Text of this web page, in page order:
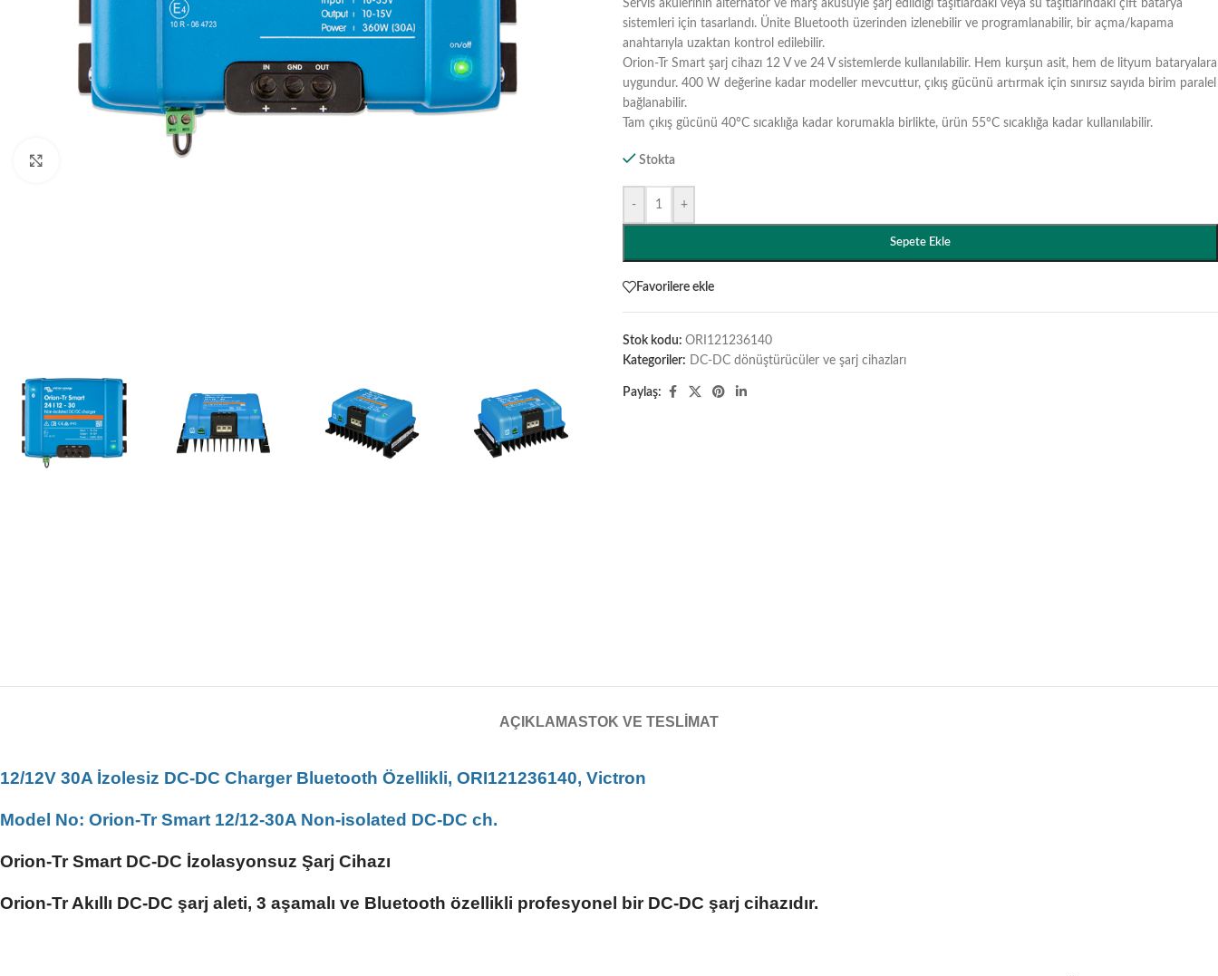
Servis akülerinin alternatör ve marş aküsüyle şarj edildiği taşıtlardaki veya su taşıtlarındaki çift batarya
sistemleri için tasarlandı. Ünite Bluetooth üzerinden izlenebilir ve programlanabilir, bir açma/kapama
anahtarıyla uzaktan kontrol edilebilir.
Orion-Tr Smart şarj cihazı 12 V ve 24 V sistemlerde kullanılabilir. Hem kurşun asit, hem de lityum bataryalara
uygundur. 400 W değerine kadar modeller mevcuttur, çıkış gücünü artırmak için sınırsız sayıda birim paralel
bağlanabilir.
Tam çıkış gücünü 40°C sıcaklığa kadar korumakla birlikte, ürün 55°C sıcaklığa kadar kullanılabilir.
Stokta
- +
Sepete Ekle
Favorilere ekle
Stok kodu: ORI121236140
Kategoriler: DC-DC dönüştürücüler ve şarj cihazları
Paylaş:
AÇIKLAMASTOK VE TESLIMAT
12/12V 30A İzolesiz DC-DC Charger Bluetooth Özellikli, ORI121236140, Victron
Model No: Orion-Tr Smart 12/12-30A Non-isolated DC-DC ch.
Orion-Tr Smart DC-DC İzolasyonsuz Şarj Cihazı
Orion-Tr Akıllı DC-DC şarj aleti, 3 aşamalı ve Bluetooth özellikli profesyonel bir DC-DC şarj cihazıdır.